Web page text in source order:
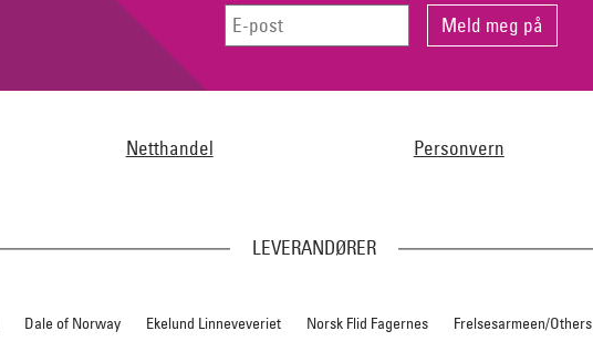
Netthandel Personvern
LEVERANDØRER
Dale of Norway Ekelund Linneveveriet Norsk Flid Fagernes Frelsesarmeen/Others